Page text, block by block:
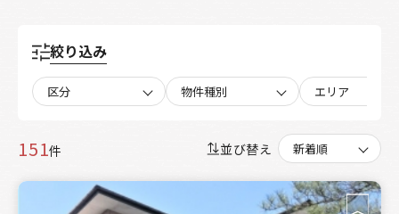
絞り込み
区分 物件種別 エリア
151件 並び替え